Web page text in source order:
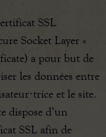
SSL
Socket Layer »
a pour but de
les données entre
et le site.
dispose d’un
SSL afin de